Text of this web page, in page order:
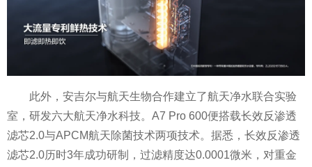
此外，安吉尔与航天生物合作建立了航天净水联合实验
室，研发六大航天净水科技。A7 Pro 600便搭载长效反渗透
滤芯2.0与APCM航天除菌技术两项技术。据悉，长效反渗透
滤芯2.0历时3年成功研制，过滤精度达0.0001微米，对重金